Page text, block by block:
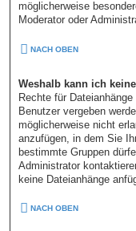
möglicherweise
Moderator oder
NACH OBEN
Weshalb kann ich
Rechte für
Benutzer vergeben
möglicherweise nicht
anzufügen, in dem Sie
bestimmte Gruppen
Administrator
keine Dateianhänge
NACH OBEN